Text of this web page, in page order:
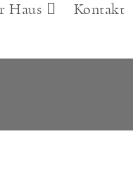
Haus Kontakt